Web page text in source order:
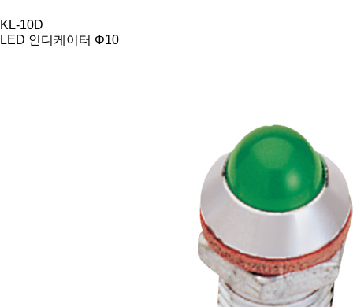
KL-10D
LED 인디케이터 Φ10